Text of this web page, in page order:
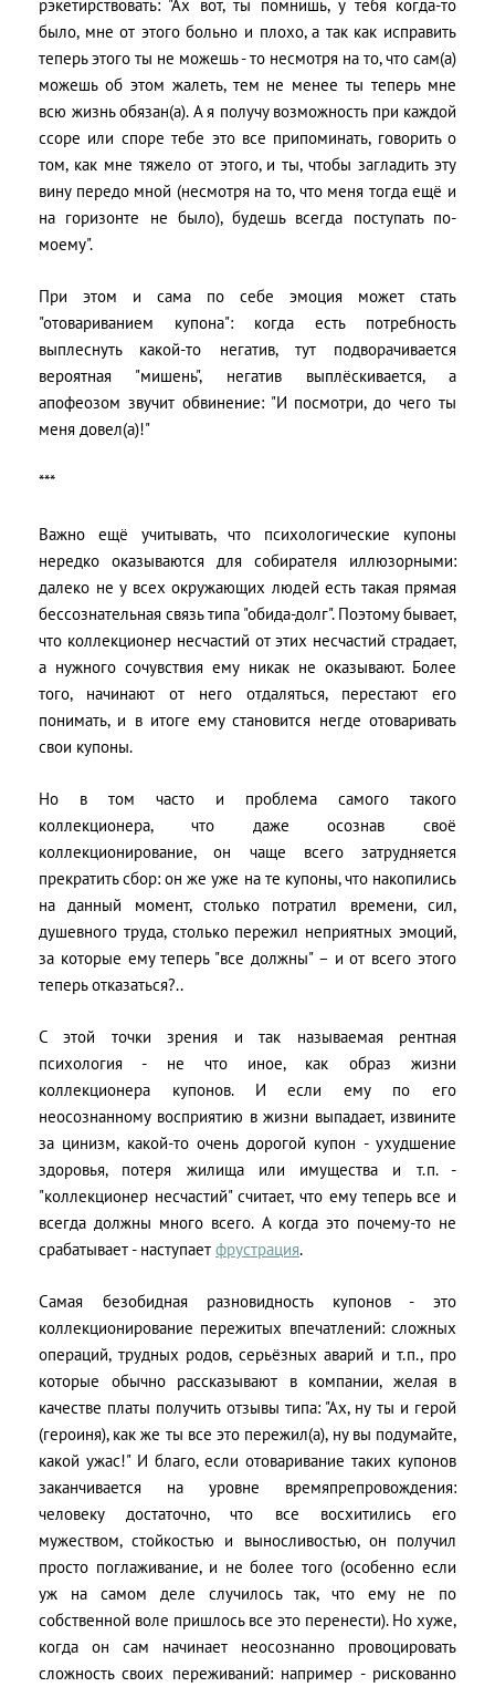
рэкетирствовать: "Ах вот, ты помнишь, у тебя когда-то
было, мне от этого больно и плохо, а так как исправить
теперь этого ты не можешь - то несмотря на то, что сам(а)
можешь об этом жалеть, тем не менее ты теперь мне
всю жизнь обязан(а). А я получу возможность при каждой
ссоре или споре тебе это все припоминать, говорить о
том, как мне тяжело от этого, и ты, чтобы загладить эту
вину передо мной (несмотря на то, что меня тогда ещё и
на горизонте не было), будешь всегда поступать по-
моему".
При этом и сама по себе эмоция может стать
"отовариванием купона": когда есть потребность
выплеснуть какой-то негатив, тут подворачивается
вероятная "мишень", негатив выплёскивается, а
апофеозом звучит обвинение: "И посмотри, до чего ты
меня довел(а)!"
***
Важно ещё учитывать, что психологические купоны
нередко оказываются для собирателя иллюзорными:
далеко не у всех окружающих людей есть такая прямая
бессознательная связь типа "обида-долг". Поэтому бывает,
что коллекционер несчастий от этих несчастий страдает,
а нужного сочувствия ему никак не оказывают. Более
того, начинают от него отдаляться, перестают его
понимать, и в итоге ему становится негде отоваривать
свои купоны.
Но в том часто и проблема самого такого
коллекционера, что даже осознав своё
коллекционирование, он чаще всего затрудняется
прекратить сбор: он же уже на те купоны, что накопились
на данный момент, столько потратил времени, сил,
душевного труда, столько пережил неприятных эмоций,
за которые ему теперь "все должны" – и от всего этого
теперь отказаться?..
С этой точки зрения и так называемая рентная
психология - не что иное, как образ жизни
коллекционера купонов. И если ему по его
неосознанному восприятию в жизни выпадает, извините
за цинизм, какой-то очень дорогой купон - ухудшение
здоровья, потеря жилища или имущества и т.п. -
"коллекционер несчастий" считает, что ему теперь все и
всегда должны много всего. А когда это почему-то не
срабатывает - наступает фрустрация.
Самая безобидная разновидность купонов - это
коллекционирование пережитых впечатлений: сложных
операций, трудных родов, серьёзных аварий и т.п., про
которые обычно рассказывают в компании, желая в
качестве платы получить отзывы типа: "Ах, ну ты и герой
(героиня), как же ты все это пережил(а), ну вы подумайте,
какой ужас!" И благо, если отоваривание таких купонов
заканчивается на уровне времяпрепровождения:
человеку достаточно, что все восхитились его
мужеством, стойкостью и выносливостью, он получил
просто поглаживание, и не более того (особенно если
уж на самом деле случилось так, что ему не по
собственной воле пришлось все это перенести). Но хуже,
когда он сам начинает неосознанно провоцировать
сложность своих переживаний: например - рискованно